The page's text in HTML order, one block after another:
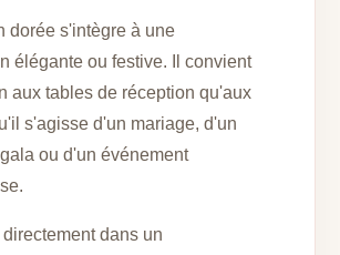
dorée s'intègre à une
élégante ou festive. Il convient
aux tables de réception qu'aux
s'agisse d'un mariage, d'un
ou d'un événement
directement dans un